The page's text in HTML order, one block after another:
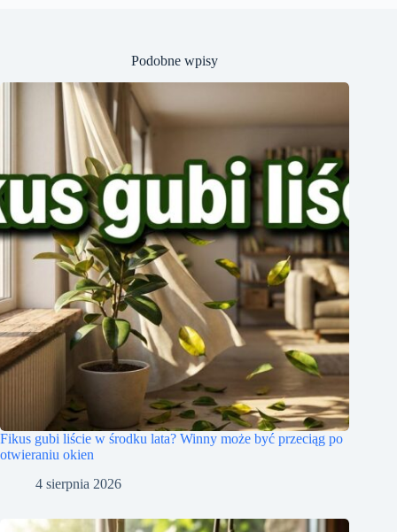
Podobne wpisy
Fikus gubi liście w środku lata? Winny może być przeciąg po
otwieraniu okien
4 sierpnia 2026